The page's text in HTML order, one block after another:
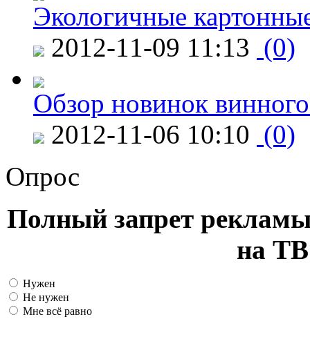
Экологичные
2012-11-09 11:13 (0)
Обзор новинок
2012-11-06 10:10 (0)
Опрос
Полный запрет
на ТВ
Нужен
Не нужен
Мне всё равно